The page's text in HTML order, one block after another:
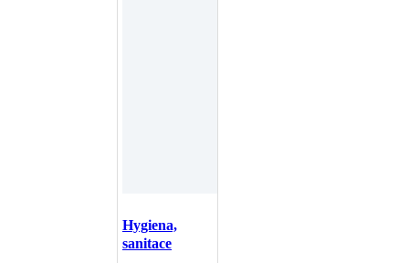
Hygiena,
sanitace